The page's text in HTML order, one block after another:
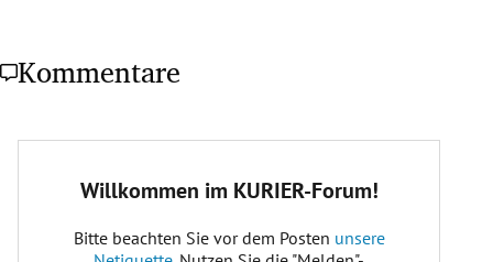
Kommentare